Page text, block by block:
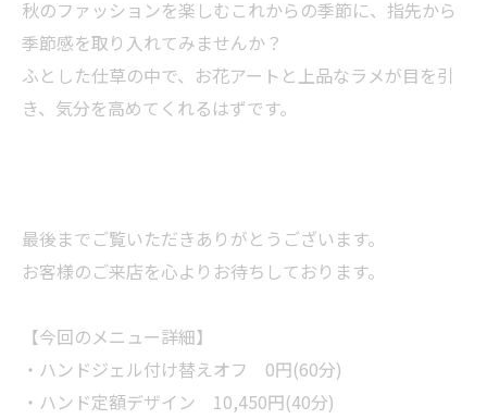
秋のファッションを楽しむこれからの季節に、指先から
季節感を取り入れてみませんか？
ふとした仕草の中で、お花アートと上品なラメが目を引
き、気分を高めてくれるはずです。
最後までご覧いただきありがとうございます。
お客様のご来店を心よりお待ちしております。
【今回のメニュー詳細】
・ハンドジェル付け替えオフ 0円(60分)
・ハンド定額デザイン 10,450円(40分)